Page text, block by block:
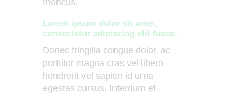
Lorem ipsum dolor sit amet,
consectetur adipiscing elit fusce.
Donec fringilla congue dolor, ac
porttitor magna cras vel libero
hendrerit vel sapien id urna
egestas cursus. Interdum et